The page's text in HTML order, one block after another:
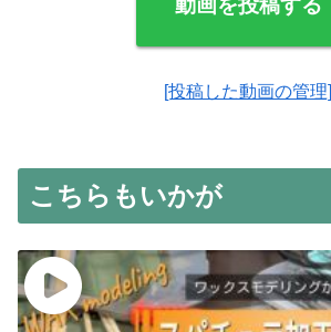
動画を投稿する
[投稿した動画の管理]
こちらもいかが